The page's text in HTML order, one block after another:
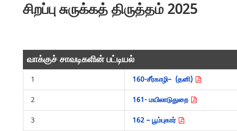
சிறப்பு சுருக்கத் திருத்தம் 2025
வாக்குச் சாவடிகளின் பட்டியல்
1
160-சீர்காழி– (தனி)
2
161- மயிலாடுதுறை
3
162 – பூம்புகார்